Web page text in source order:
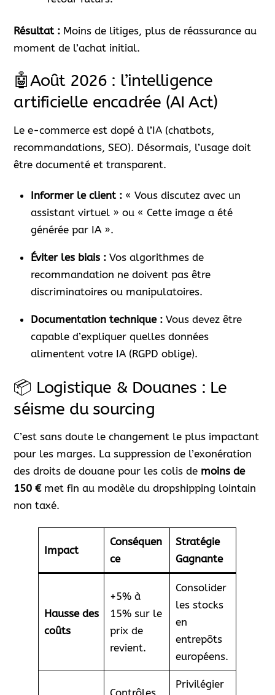
Résultat : Moins de litiges, plus de réassurance au
moment de l’achat initial.
🤖Août 2026 : l’intelligence
artificielle encadrée (AI Act)
Le e-commerce est dopé à l’IA (chatbots,
recommandations, SEO). Désormais, l’usage doit
être documenté et transparent.
Informer le client :« Vous discutez avec un
assistant virtuel » ou « Cette image a été
générée par IA ».
Éviter les biais :Vos algorithmes de
recommandation ne doivent pas être
discriminatoires ou manipulatoires.
Documentation technique :Vous devez être
capable d’expliquer quelles données
alimentent votre IA (RGPD oblige).
📦 Logistique & Douanes : Le
séisme du sourcing
C’est sans doute le changement le plus impactant
pour les marges. La suppression de l’exonération
des droits de douane pour les colis de moins de
150 €met fin au modèle du dropshipping lointain
non taxé.
Impact
Conséquen
ce
Stratégie
Gagnante
Hausse des
coûts
+5% à
15% sur le
prix de
revient.
Consolider
les stocks
en
entrepôts
européens.
Privilégier